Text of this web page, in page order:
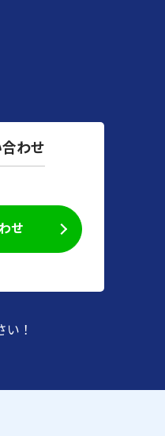
わせ
せ
！